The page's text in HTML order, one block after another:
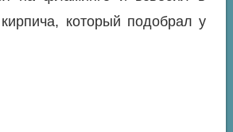
который подобрал у